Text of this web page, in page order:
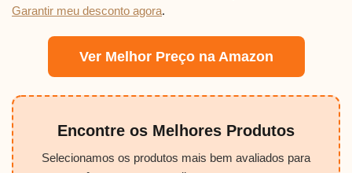
Garantir meu desconto agora.
Ver Melhor Preço na Amazon
Encontre os Melhores Produtos
Selecionamos os produtos mais bem avaliados para